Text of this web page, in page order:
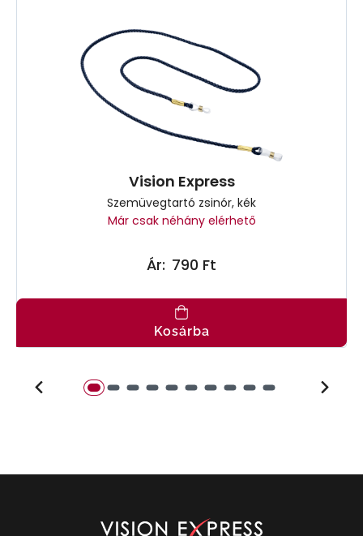
Vision Express
Szemüvegtartó zsinór, kék
Már csak néhány elérhető
Ár: 790 Ft
Kosárba